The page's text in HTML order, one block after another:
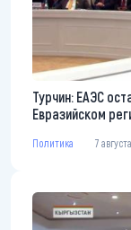
Турчин: ЕАЭС
Евразийском
Политика 7